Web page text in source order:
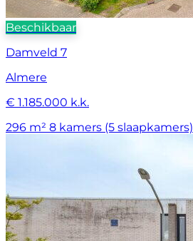
Beschikbaar
Damveld 7
Almere
€ 1.185.000 k.k.
296 m² 8 kamers (5 slaapkamers)